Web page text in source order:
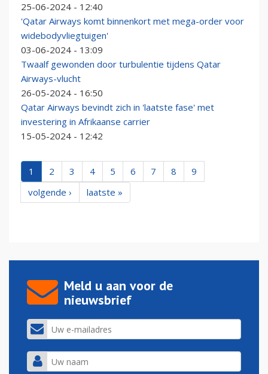
25-06-2024 - 12:40
'Qatar Airways komt binnenkort met mega-order voor
widebodyvliegtuigen'
03-06-2024 - 13:09
Twaalf gewonden door turbulentie tijdens Qatar
Airways-vlucht
26-05-2024 - 16:50
Qatar Airways bevindt zich in 'laatste fase' met
investering in Afrikaanse carrier
15-05-2024 - 12:42
1 2 3 4 5 6 7 8
9
volgende ›
laatste »
Meld u aan voor de
nieuwsbrief